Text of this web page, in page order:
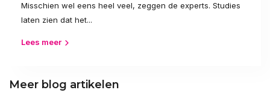
Misschien wel eens heel veel, zeggen de experts. Studies
laten zien dat het...
Lees meer
Meer blog artikelen